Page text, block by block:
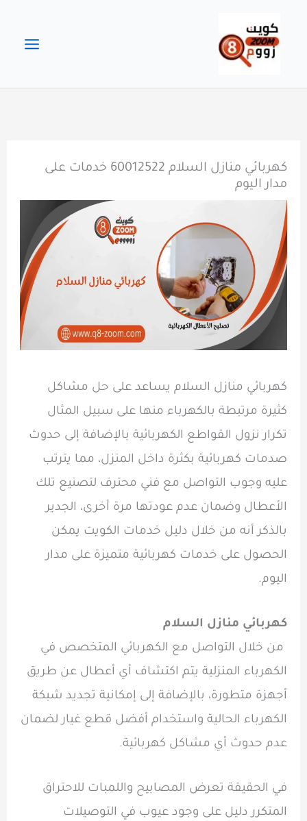
المحتوى
كهربائي منازل السلام 60012522 خدمات على
مدار اليوم
كهربائي منازل السلام يساعد على حل مشاكل
كثيرة مرتبطة بالكهرباء منها على سبيل المثال
تكرار نزول القواطع الكهربائية بالإضافة إلى حدوث
صدمات كهربائية بكثرة داخل المنزل، مما يترتب
عليه وجوب التواصل مع فني محترف لتصنيع تلك
الأعطال وضمان عدم عودتها مرة أخرى، الجدير
بالذكر أنه من خلال دليل خدمات الكويت يمكن
الحصول على خدمات كهربائية متميزة على مدار
اليوم.
كهربائي منازل السلام
من خلال التواصل مع الكهربائي المتخصص في
الكهرباء المنزلية يتم اكتشاف أي أعطال عن طريق
أجهزة متطورة، بالإضافة إلى إمكانية تجديد شبكة
الكهرباء الحالية واستخدام أفضل قطع غيار لضمان
عدم حدوث أي مشاكل كهربائية.
في الحقيقة تعرض المصابيح واللمبات للاحتراق
المتكرر دليل على وجود عيوب في التوصيلات